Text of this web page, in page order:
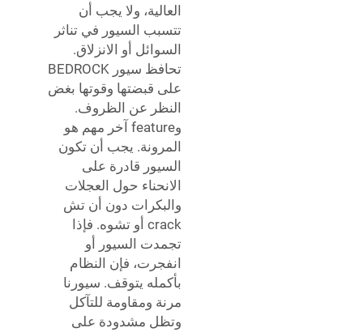
العالية، ولا يجب أن
تتسبب السيور في تناثر
السوائل أو الانزلاق.
تحافظ سيور BEDROCK
على قبضتها وقوتها بغض
النظر عن الظروف.
وfeature آخر مهم هو
المرونة. يجب أن تكون
السيور قادرة على
الانحناء حول العجلات
والبكرات دون أن تش
crack أو تشوه. فإذا
تجمدت السيور أو
انفجرت، فإن النظام
بأكمله يتوقف. سيورنا
مرنة ومقاومة للتآكل
وتظل مشدودة على